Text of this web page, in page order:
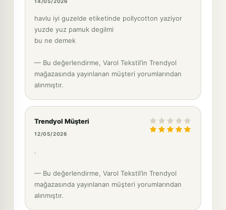
havlu iyi guzelde etiketinde pollycotton yaziyor
yuzde yuz pamuk degilmi
bu ne demek
— Bu değerlendirme, Varol Tekstil’in Trendyol
mağazasında yayınlanan müşteri yorumlarından
alınmıştır.
Trendyol Müşteri
12/05/2026
.
— Bu değerlendirme, Varol Tekstil’in Trendyol
mağazasında yayınlanan müşteri yorumlarından
alınmıştır.